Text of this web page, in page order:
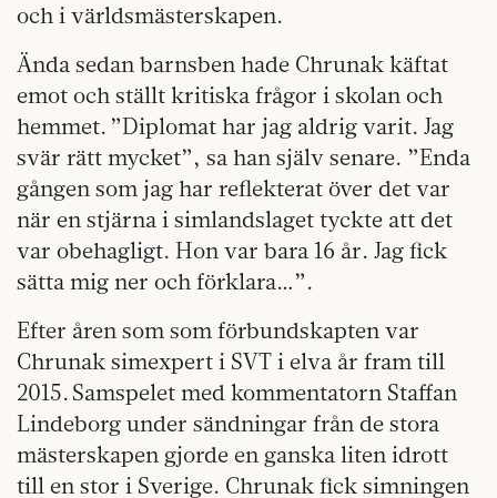
och i världsmästerskapen.
Ända sedan barnsben hade Chrunak käftat
emot och ställt kritiska frågor i skolan och
hemmet. ”Diplomat har jag aldrig varit. Jag
svär rätt mycket”, sa han själv senare. ”Enda
gången som jag har reflekterat över det var
när en stjärna i simlandslaget tyckte att det
var obehagligt. Hon var bara 16 år. Jag fick
sätta mig ner och förklara…”.
Efter åren som som förbundskapten var
Chrunak simexpert i SVT i elva år fram till
2015. Samspelet med kommentatorn Staffan
Lindeborg under sändningar från de stora
mästerskapen gjorde en ganska liten idrott
till en stor i Sverige. Chrunak fick simningen